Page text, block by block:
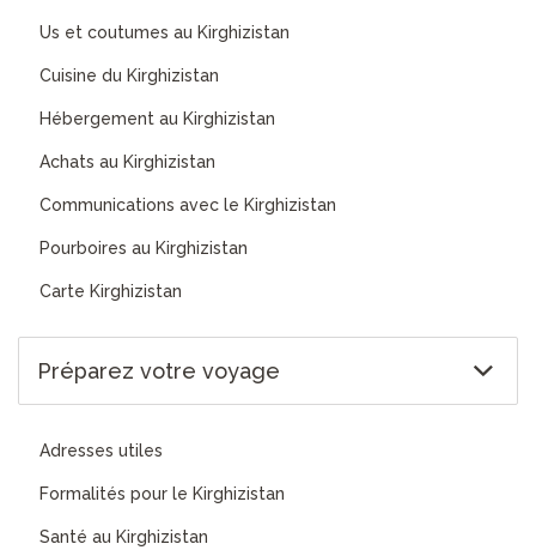
Us et coutumes au Kirghizistan
Cuisine du Kirghizistan
Hébergement au Kirghizistan
Achats au Kirghizistan
Communications avec le Kirghizistan
Pourboires au Kirghizistan
Carte Kirghizistan
Préparez votre voyage
Adresses utiles
Formalités pour le Kirghizistan
Santé au Kirghizistan